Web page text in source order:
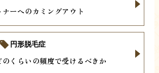
ーへのカミングアウト
くらいの頻度で受けるべきか
円形脱毛症